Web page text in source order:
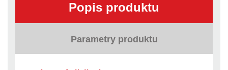
Popis produktu
Parametry produktu